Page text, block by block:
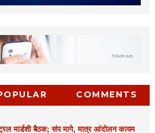
COMMENTS
मार्डशी बैठक; संप मागे, मात्र आंदोलन कायम